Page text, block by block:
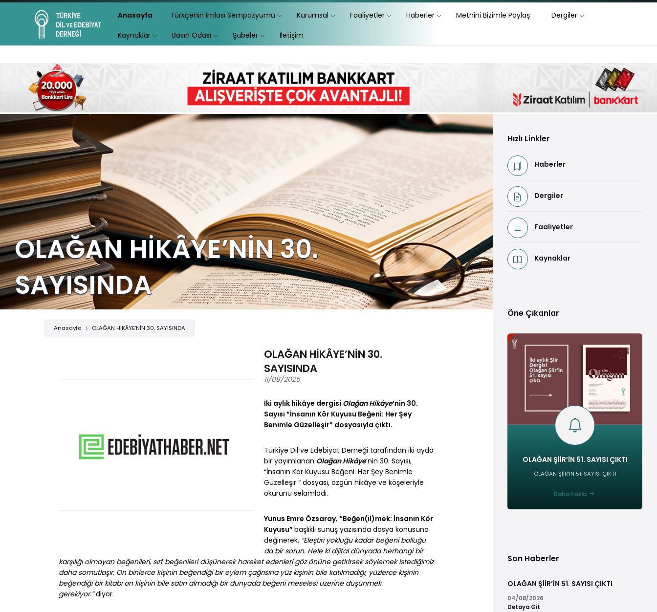
Anasayfa Türkçenin İmlası Sempozyumu Kurumsal Faaliyetler Haberler Metnini Bizimle Paylaş Dergiler
Kaynaklar Basın Odası Şubeler İletişim
OLAĞAN HİKÂYE’NİN 30.
SAYISINDA
Anasayfa OLAĞAN HİKÂYE’NİN 30. SAYISINDA
OLAĞAN HİKÂYE’NİN 30.
SAYISINDA
11/08/2025
İki aylık hikâye dergisi Olağan Hikâye’nin 30.
Sayısı “İnsanın Kör Kuyusu Beğeni: Her Şey
Benimle Güzelleşir” dosyasıyla çıktı.
Türkiye Dil ve Edebiyat Derneği tarafından iki ayda
bir yayımlanan Olağan Hikâye’nin 30. Sayısı,
“İnsanın Kör Kuyusu Beğeni: Her Şey Benimle
Güzelleşir ” dosyası, özgün hikâye ve köşeleriyle
okurunu selamladı.
Yunus Emre Özsaray, “Beğen(il)mek: İnsanın Kör
Kuyusu” başlıklı sunuş yazısında dosya konusuna
değinerek, “Eleştiri yokluğu kadar beğeni bolluğu
da bir sorun. Hele ki dijital dünyada herhangi bir
karşılığı olmayan beğenileri, sırf beğenileri düşünerek hareket edenleri göz önüne getirirsek söylemek istediğimiz
daha somutlaşır. On binlerce kişinin beğendiği bir eylem çağrısına yüz kişinin bile katılmadığı, yüzlerce kişinin
beğendiği bir kitabı on kişinin bile satın almadığı bir dünyada beğeni meselesi üzerine düşünmek
gerekiyor.”diyor.
Hızlı Linkler
Haberler
Dergiler
Faaliyetler
Kaynaklar
Öne Çıkanlar
OLAĞAN ŞİİR’İN 51. SAYISI ÇIKTI
OLAĞAN ŞİİR’İN 51. SAYISI ÇIKTI
Daha Fazla
Son Haberler
OLAĞAN ŞİİR’İN 51. SAYISI ÇIKTI
04/08/2026
Detaya Git